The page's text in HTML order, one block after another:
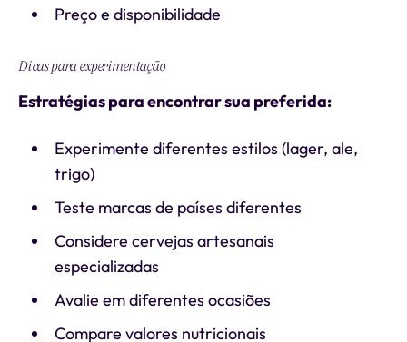
Preço e disponibilidade
Dicas para experimentação
Estratégias para encontrar sua preferida:
Experimente diferentes estilos (lager, ale,
trigo)
Teste marcas de países diferentes
Considere cervejas artesanais
especializadas
Avalie em diferentes ocasiões
Compare valores nutricionais